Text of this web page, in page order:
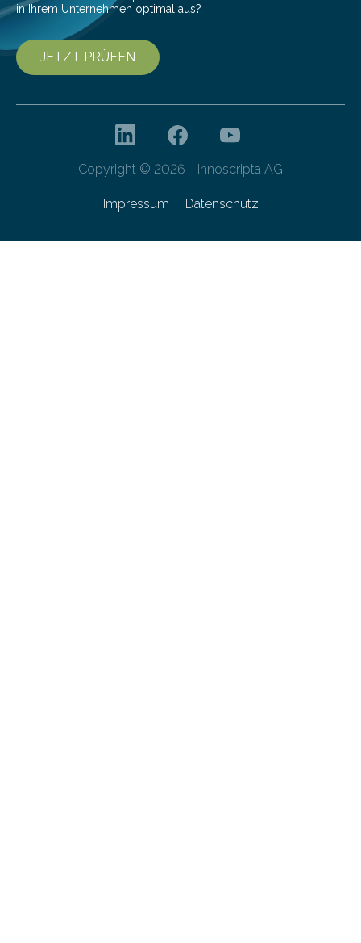
in Ihrem Unternehmen optimal aus?
JETZT PRÜFEN
Copyright © 2026 - innoscripta AG
Impressum Datenschutz